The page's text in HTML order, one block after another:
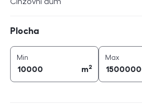
Plocha
Min
m2
Maxplocha (